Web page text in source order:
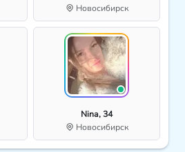
Новосибирск
Nina, 34
Новосибирск